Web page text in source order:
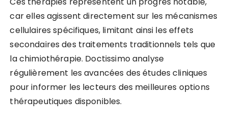
car elles agissent directement sur les mécanismes
cellulaires spécifiques, limitant ainsi les effets
secondaires des traitements traditionnels tels que
la chimiothérapie. Doctissimo analyse
régulièrement les avancées des études cliniques
pour informer les lecteurs des meilleures options
thérapeutiques disponibles.